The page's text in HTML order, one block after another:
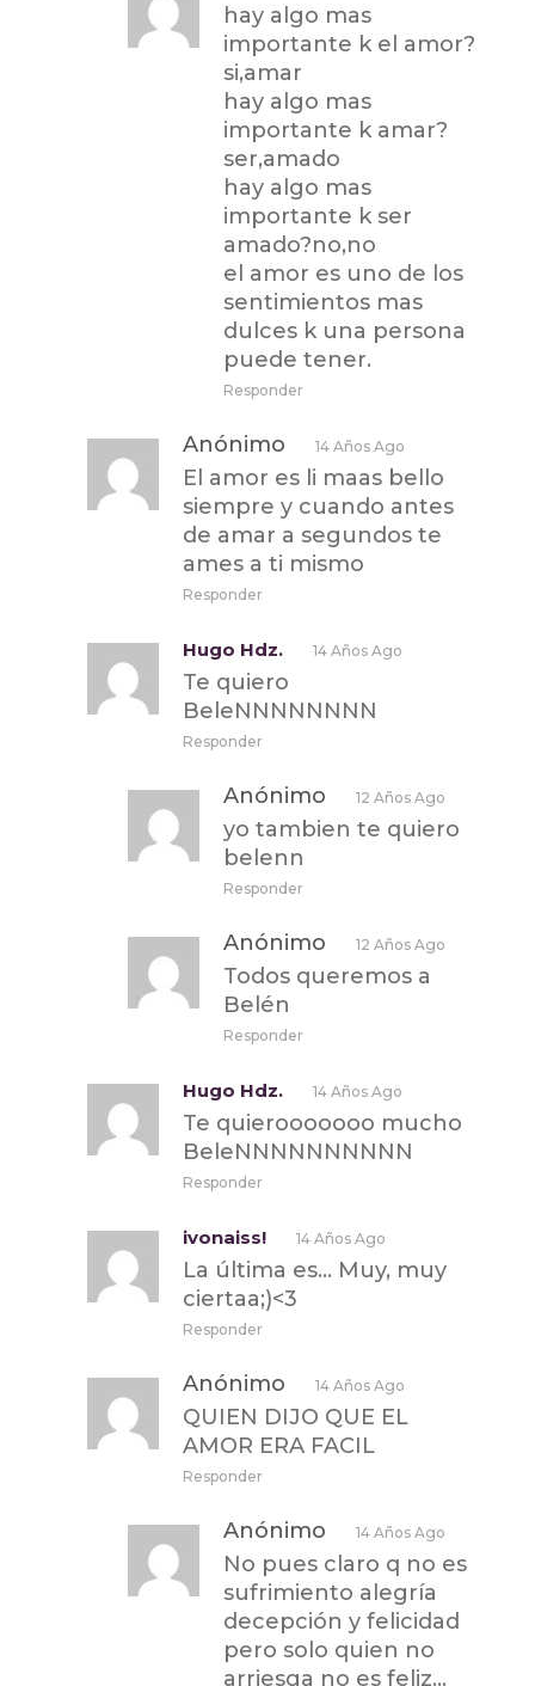
hay algo mas
importante k el amor?
si,amar
hay algo mas
importante k amar?
ser,amado
hay algo mas
importante k ser
amado?no,no
el amor es uno de los
sentimientos mas
dulces k una persona
puede tener.
Responder
Anónimo 14 Años Ago
El amor es li maas bello
siempre y cuando antes
de amar a segundos te
ames a ti mismo
Responder
Hugo Hdz. 14 Años Ago
Te quiero
BeleNNNNNNNN
Responder
Anónimo 12 Años Ago
yo tambien te quiero
belenn
Responder
Anónimo 12 Años Ago
Todos queremos a
Belén
Responder
Hugo Hdz. 14 Años Ago
Te quierooooooo mucho
BeleNNNNNNNNNN
Responder
ivonaiss! 14 Años Ago
La última es… Muy, muy
ciertaa;)<3
Responder
Anónimo 14 Años Ago
QUIEN DIJO QUE EL
AMOR ERA FACIL
Responder
Anónimo 14 Años Ago
No pues claro q no es
sufrimiento alegría
decepción y felicidad
pero solo quien no
arriesga no es feliz…